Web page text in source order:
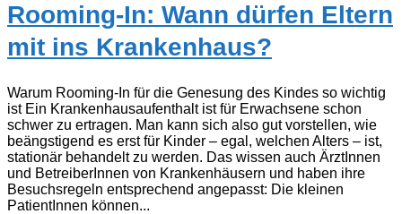
Rooming-In: Wann dürfen Eltern
mit ins Krankenhaus?
Warum Rooming-In für die Genesung des Kindes so wichtig
ist Ein Krankenhausaufenthalt ist für Erwachsene schon
schwer zu ertragen. Man kann sich also gut vorstellen, wie
beängstigend es erst für Kinder – egal, welchen Alters – ist,
stationär behandelt zu werden. Das wissen auch ÄrztInnen
und BetreiberInnen von Krankenhäusern und haben ihre
Besuchsregeln entsprechend angepasst: Die kleinen
PatientInnen können...